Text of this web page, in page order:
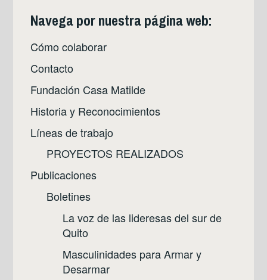
Navega por nuestra página web:
Cómo colaborar
Contacto
Fundación Casa Matilde
Historia y Reconocimientos
Líneas de trabajo
PROYECTOS REALIZADOS
Publicaciones
Boletines
La voz de las lideresas del sur de
Quito
Masculinidades para Armar y
Desarmar